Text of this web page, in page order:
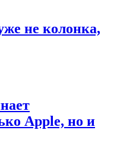
не колонка,
Apple, но и